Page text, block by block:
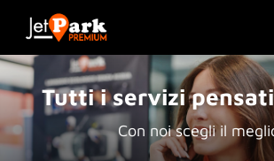
Tutti i servizi
Con noi scegli il